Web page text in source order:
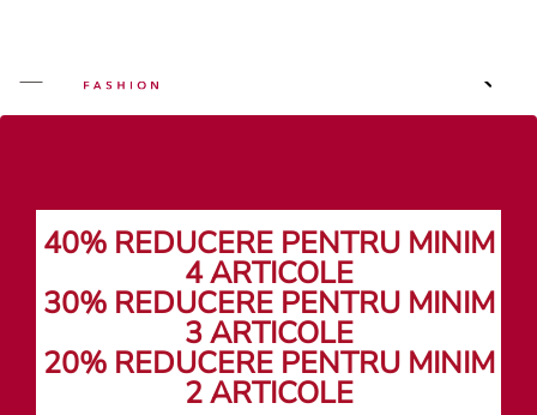
40% REDUCERE PENTRU MINIM
4 ARTICOLE
30% REDUCERE PENTRU MINIM
3 ARTICOLE
20% REDUCERE PENTRU MINIM
2 ARTICOLE